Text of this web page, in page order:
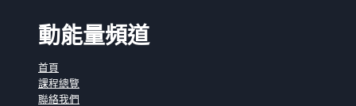
動能量頻道
首頁
課程總覽
聯絡我們